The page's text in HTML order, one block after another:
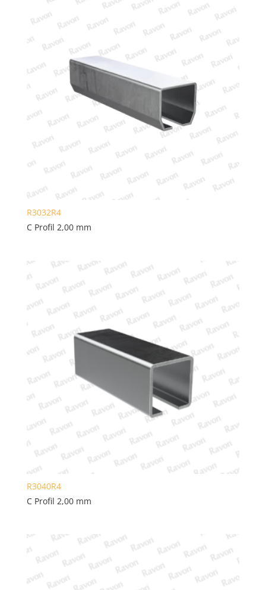
R3032R4
C Profil 2,00 mm
R3040R4
C Profil 2,00 mm